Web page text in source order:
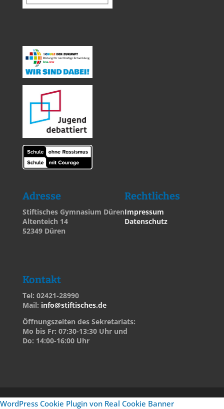
Adresse
Stiftisches Gymnasium Düren
Altenteich 14
52349 Düren
Rechtliches
Impressum
Datenschutz
Kontakt
Tel: 02421-28990
Mail: info@stiftisches.de
Öffnungszeiten des Sekretariats:
Mo bis Fr: 07:30-13:30 Uhr und
Do: 14:00-16:00 Uhr
WordPress Cookie Plugin von Real Cookie Banner